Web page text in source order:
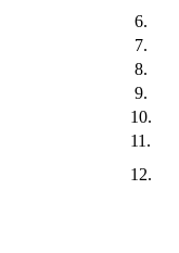
6.
7.
8.
9.
10.
11.
12.